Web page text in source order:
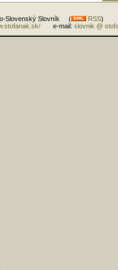
Slovenský Slovník ( RSS)
e-mail: slovnik @